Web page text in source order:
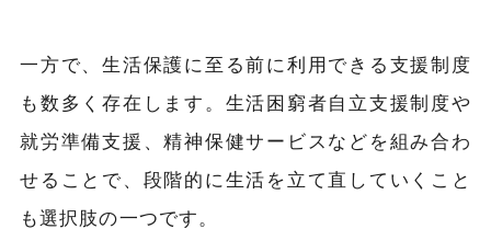
一方で、生活保護に至る前に利用できる支援制度
も数多く存在します。生活困窮者自立支援制度や
就労準備支援、精神保健サービスなどを組み合わ
せることで、段階的に生活を立て直していくこと
も選択肢の一つです。